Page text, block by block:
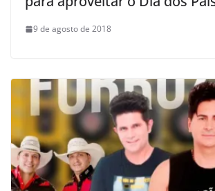
9 de agosto de 2018